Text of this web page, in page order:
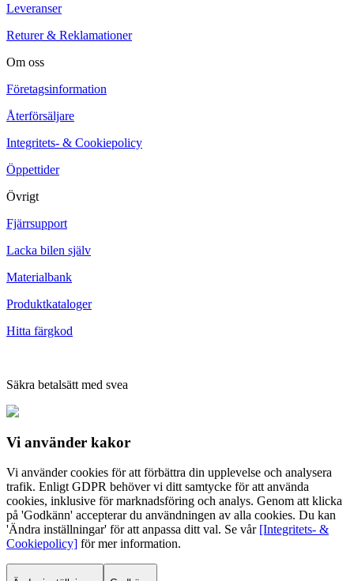
Leveranser
Returer & Reklamationer
Om oss
Företagsinformation
Återförsäljare
Integritets- & Cookiepolicy
Öppettider
Övrigt
Fjärrsupport
Lacka bilen själv
Materialbank
Produktkataloger
Hitta färgkod
Säkra betalsätt med svea
Vi använder kakor
Vi använder cookies för att förbättra din upplevelse och analysera
trafik. Enligt GDPR behöver vi ditt samtycke för att använda
cookies, inklusive för marknadsföring och analys. Genom att klicka
på 'Godkänn' accepterar du användningen av alla cookies. Du kan
'Ändra inställningar' för att anpassa ditt val. Se vår [Integritets- &
Cookiepolicy] för mer information.